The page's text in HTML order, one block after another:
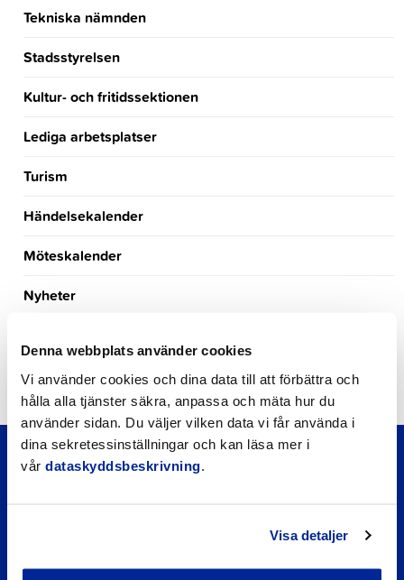
Denna webbplats använder cookies
Vi använder cookies och dina data till att förbättra och
hålla alla tjänster säkra, anpassa och mäta hur du
använder sidan. Du väljer vilken data vi får använda i
dina sekretessinställningar och kan läsa mer i
vår dataskyddsbeskrivning
Visa detaljer
Tekniska nämnden
Stadsstyrelsen
Kultur- och fritidssektionen
Lediga arbetsplatser
Turism
Händelsekalender
Möteskalender
Nyheter
Okategoriserade